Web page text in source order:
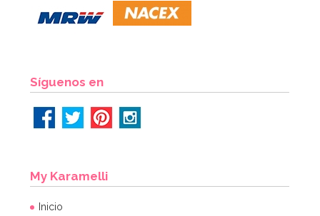
3,49€
Síguenos en
My Karamelli
Inicio